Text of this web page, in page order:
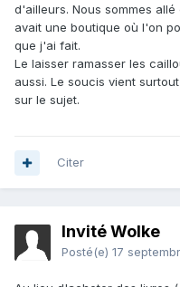
d'ailleurs. Nous sommes
avait une boutique où l'on
que j'ai fait.
Le laisser ramasser les
aussi. Le soucis vient
sur le sujet.
Citer
Invité Wolke
Posté(e) 17